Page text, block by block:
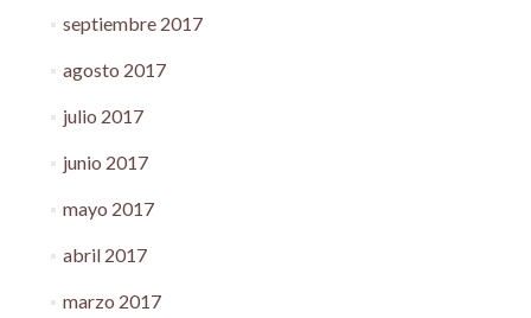
septiembre 2017
agosto 2017
julio 2017
junio 2017
mayo 2017
abril 2017
marzo 2017